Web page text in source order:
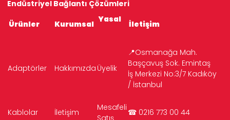
Endüstriyel Bağlantı Çözümleri
Ürünler
Kurumsal Yasal İletişim
Adaptörler Hakkımızda Üyelik
📍Osmanağa Mah.
Başçavuş Sok. Emintaş
İş Merkezi No:3/7 Kadıköy
/ İstanbul
Kablolar İletişim
Mesafeli ☎ 0216 773 00 44